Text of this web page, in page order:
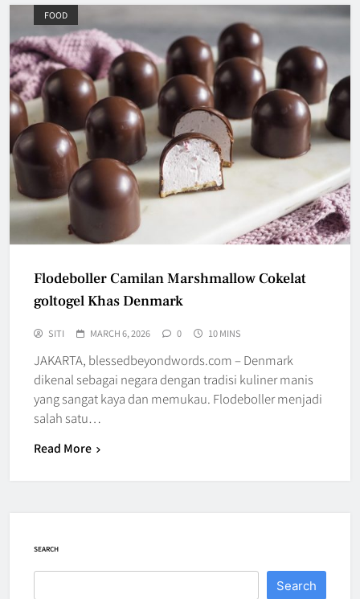
FOOD
Flodeboller Camilan Marshmallow Cokelat
goltogel Khas Denmark
SITI MARCH 6, 2026 0 10 MINS
JAKARTA, blessedbeyondwords.com – Denmark
dikenal sebagai negara dengan tradisi kuliner manis
yang sangat kaya dan memukau. Flodeboller menjadi
salah satu…
Read More
SEARCH
Search